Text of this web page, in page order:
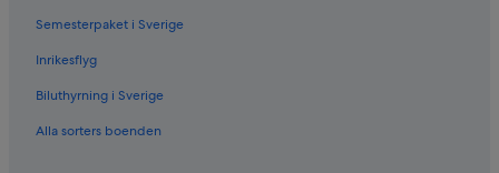
Semesterpaket i Sverige
Inrikesflyg
Biluthyrning i Sverige
Alla sorters boenden